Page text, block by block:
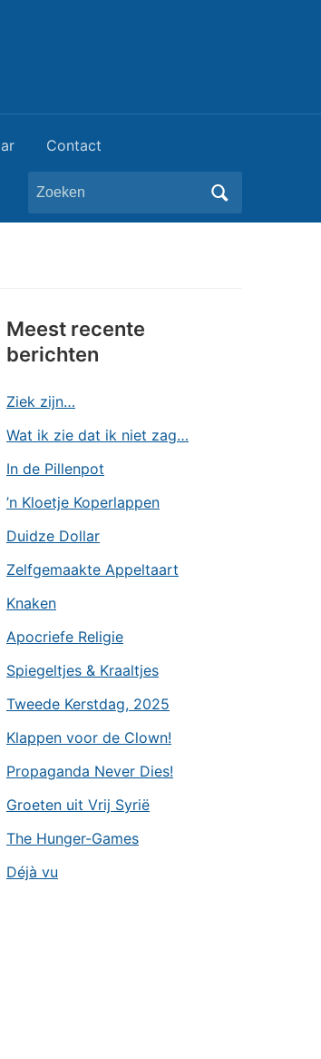
Contact
Zoeken
naar:
Meest recente
berichten
Ziek zijn…
Wat ik zie dat ik niet zag…
In de Pillenpot
’n Kloetje Koperlappen
Duidze Dollar
Zelfgemaakte Appeltaart
Knaken
Apocriefe Religie
Spiegeltjes & Kraaltjes
Tweede Kerstdag, 2025
Klappen voor de Clown!
Propaganda Never Dies!
Groeten uit Vrij Syrië
The Hunger-Games
Déjà vu